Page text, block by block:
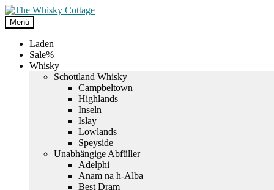
Zur
Navigation
springen
Zum
Inhalt
springen
Menü
Laden
Sale%
Whisky
Schottland Whisky
Campbeltown
Highlands
Inseln
Islay
Lowlands
Speyside
Unabhängige Abfüller
Adelphi
Anam na h-Alba
Best Dram